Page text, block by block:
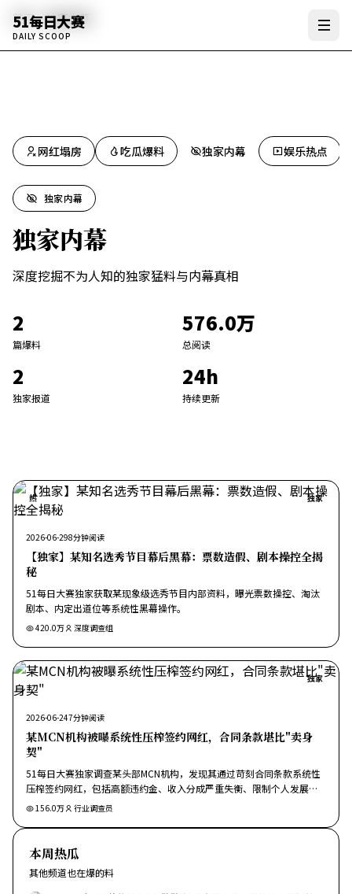
51每日大赛
DAILY SCOOP
首页 独家内幕
网红塌房 吃瓜爆料 独家内幕 娱乐热点
独家内幕
独家内幕
深度挖掘不为人知的独家猛料与内幕真相
2
篇爆料
576.0万
总阅读
2
独家报道
24h
持续更新
热 独家
2026-06-298分钟阅读
【独家】某知名选秀节目幕后黑幕：票数造假、剧本操控全揭
秘
51每日大赛独家获取某现象级选秀节目内部资料，曝光票数操控、淘汰
剧本、内定出道位等系统性黑幕操作。
420.0万 深度调查组
独家
2026-06-247分钟阅读
某MCN机构被曝系统性压榨签约网红，合同条款堪比"卖身
契"
51每日大赛独家调查某头部MCN机构，发现其通过苛刻合同条款系统性
压榨签约网红，包括高额违约金、收入分成严重失衡、限制个人发展
等。156.0万 行业调查员
本周热瓜
其他频道也在爆的料